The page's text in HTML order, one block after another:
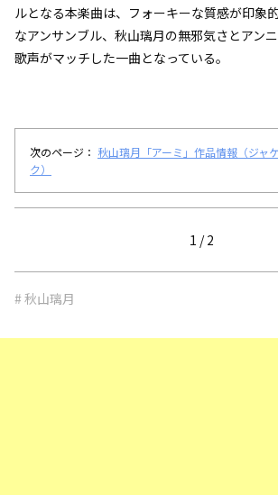
ルとなる本楽曲は、フォーキーな質感が印象
なアンサンブル、秋山璃月の無邪気さとアン
歌声がマッチした一曲となっている。
次のページ： 秋山璃月「アーミ」作品情報（ジャ
ク）
1 / 2
# 秋山璃月